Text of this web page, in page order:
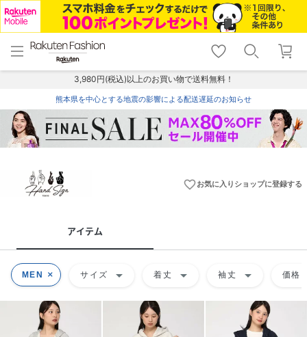
menu home
トップ
shopping_cart lock_outline
ログイン
3,980円(税込)以上のお買い物で送料無料！
熊本県を中心とする地震の影響による配送遅延のお知らせ
favorite_borderお気に入りショップに登録する
アイテム
MEN サイズ arrow_drop_down 着丈 arrow_drop_down 袖丈 arrow_drop_down 価格